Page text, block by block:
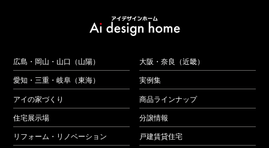
広島・岡山・山口（山陽） 大阪・奈良（近畿）
愛知・三重・岐阜（東海） 実例集
アイの家づくり 商品ラインナップ
住宅展示場 分譲情報
リフォーム・リノベーション 戸建賃貸住宅